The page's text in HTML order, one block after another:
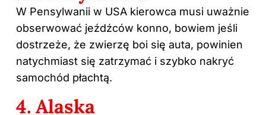
W Pensylwanii w USA kierowca musi uważnie
obserwować jeźdźców konno, bowiem jeśli
dostrzeże, że zwierzę boi się auta, powinien
natychmiast się zatrzymać i szybko nakryć
samochód płachtą.
4. Alaska